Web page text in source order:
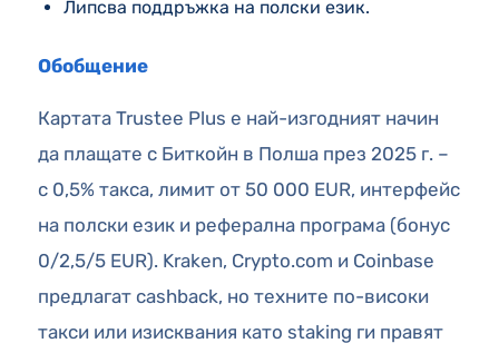
Липсва поддръжка на полски език.
Обобщение
Картата Trustee Plus е най-изгодният начин
да плащате с Биткойн в Полша през 2025 г. –
с 0,5% такса, лимит от 50 000 EUR, интерфейс
на полски език и реферална програма (бонус
0/2,5/5 EUR). Kraken, Crypto.com и Coinbase
предлагат cashback, но техните по-високи
такси или изисквания като staking ги правят